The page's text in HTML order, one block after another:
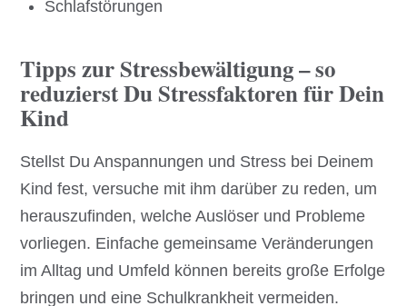
Schlafstörungen
Tipps zur Stressbewältigung – so
reduzierst Du Stressfaktoren für Dein
Kind
Stellst Du Anspannungen und Stress bei Deinem
Kind fest, versuche mit ihm darüber zu reden, um
herauszufinden, welche Auslöser und Probleme
vorliegen. Einfache gemeinsame Veränderungen
im Alltag und Umfeld können bereits große Erfolge
bringen und eine Schulkrankheit vermeiden.